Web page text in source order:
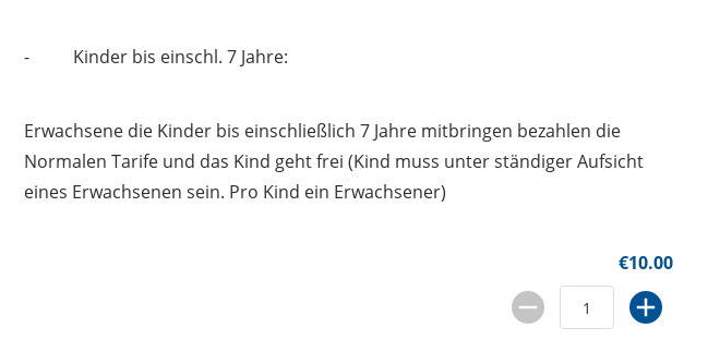
- Kinder bis einschl. 7 Jahre:
Erwachsene die Kinder bis einschließlich 7 Jahre mitbringen bezahlen die
Normalen Tarife und das Kind geht frei (Kind muss unter ständiger Aufsicht
eines Erwachsenen sein. Pro Kind ein Erwachsener)
€10.00